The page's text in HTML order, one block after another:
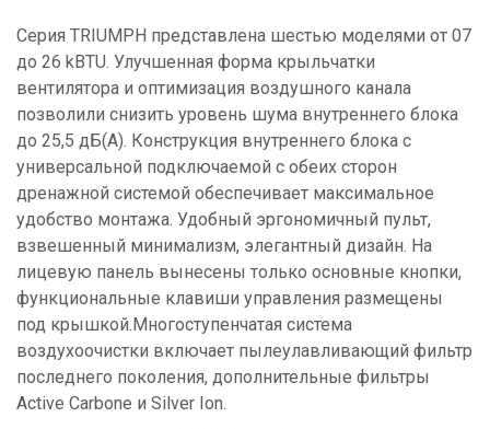
Серия TRIUMPH представлена шестью моделями от 07
до 26 kBTU. Улучшенная форма крыльчатки
вентилятора и оптимизация воздушного канала
позволили снизить уровень шума внутреннего блока
до 25,5 дБ(А). Конструкция внутреннего блока с
универсальной подключаемой с обеих сторон
дренажной системой обеспечивает максимальное
удобство монтажа. Удобный эргономичный пульт,
взвешенный минимализм, элегантный дизайн. На
лицевую панель вынесены только основные кнопки,
функциональные клавиши управления размещены
под крышкой.Многоступенчатая система
воздухоочистки включает пылеулавливающий фильтр
последнего поколения, дополнительные фильтры
Active Carbone и Silver Ion.